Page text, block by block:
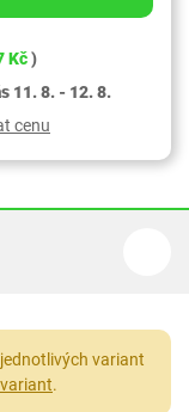
Kč)
11. 8. - 12. 8.
cenu
variant
.